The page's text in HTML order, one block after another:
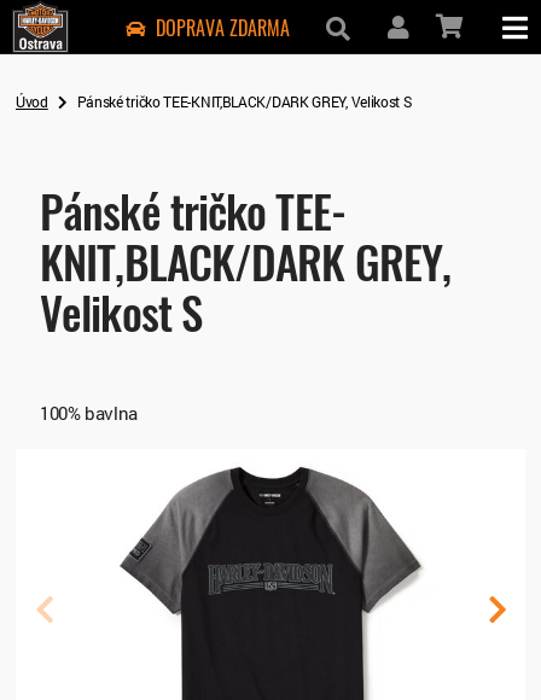
DOPRAVA ZDARMA
Úvod Pánské tričko TEE-KNIT,BLACK/DARK GREY, Velikost S
Pánské tričko TEE-
KNIT,BLACK/DARK GREY,
Velikost S
100% bavlna